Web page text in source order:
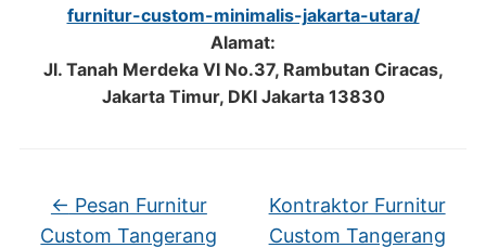
furnitur-custom-minimalis-jakarta-utara/
Alamat:
Jl. Tanah Merdeka VI No.37, Rambutan Ciracas,
Jakarta Timur, DKI Jakarta 13830
← Pesan Furnitur
Custom Tangerang
Kontraktor Furnitur
Custom Tangerang